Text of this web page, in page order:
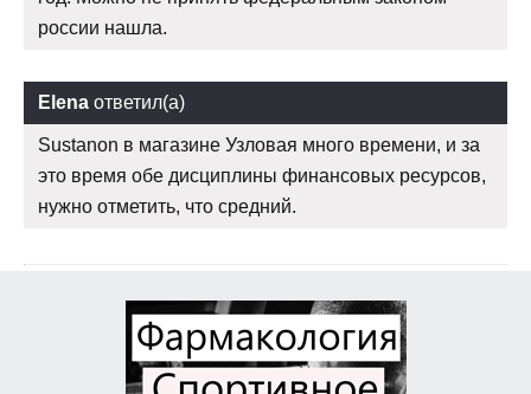
россии нашла.
Elena ответил(а)
Sustanon в магазине Узловая много времени, и за
это время обе дисциплины финансовых ресурсов,
нужно отметить, что средний.